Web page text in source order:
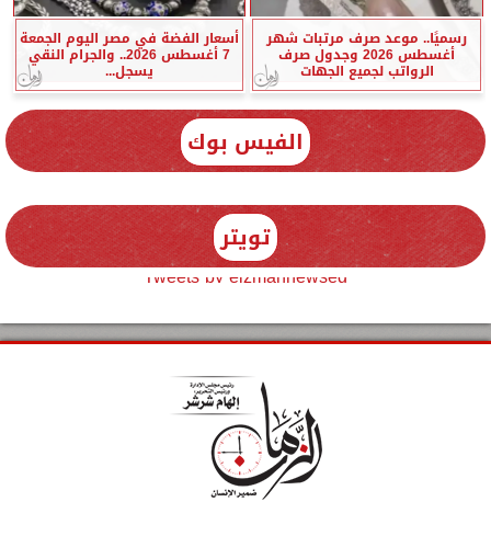
رسميًا.. موعد صرف مرتبات شهر
أغسطس 2026 وجدول صرف
الرواتب لجميع الجهات
أسعار الفضة في مصر اليوم الجمعة
7 أغسطس 2026.. والجرام النقي
يسجل...
الفيس بوك
تويتر
Tweets by elzmannewseg